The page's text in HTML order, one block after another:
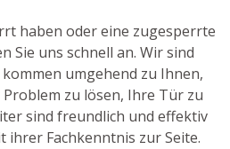
haben oder eine zugesperrte
Sie uns schnell an. Wir sind
umgehend zu Ihnen,
zu lösen, Ihre Tür zu
sind freundlich und effektiv
ihrer Fachkenntnis zur Seite.